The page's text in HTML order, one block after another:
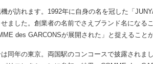
が訪れます。1992年に自身の名を冠した「
ました。創業者の名前でさえブランド名になる
des GARCONSが展開された」と捉えること
同年の東京。両国駅のコンコースで披露されま